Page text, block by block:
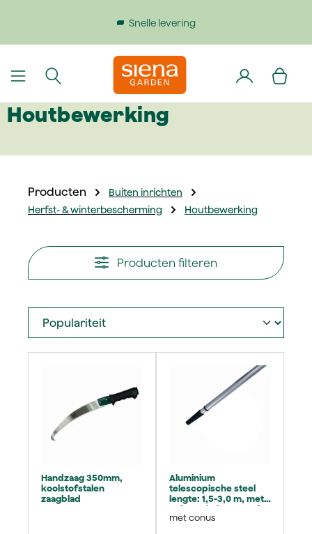
Snelle levering
Houtbewerking
Producten
Buiten inrichten
Herfst- & winterbescherming
Houtbewerking
Producten filteren
Handzaag 350mm,
koolstofstalen
zaagblad
Aluminium
telescopische steel
lengte: 1,5-3,0 m, met
geboorde kunststof
kegel
met conus